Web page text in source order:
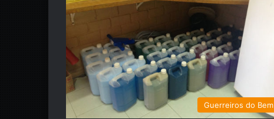
Guerreiros do Bem